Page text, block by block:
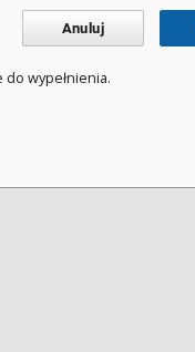
Anuluj
wypełnienia.